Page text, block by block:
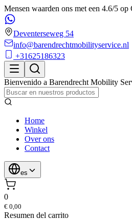
Mensen waarden ons met een 4.6/5 op
Deventerseweg 54
info@barendrechtmobilityservice.nl
+31625186323
Bienvenido a Barendrecht Mobility
Home
Winkel
Over ons
Contact
es
0
€ 0,00
Resumen del carrito